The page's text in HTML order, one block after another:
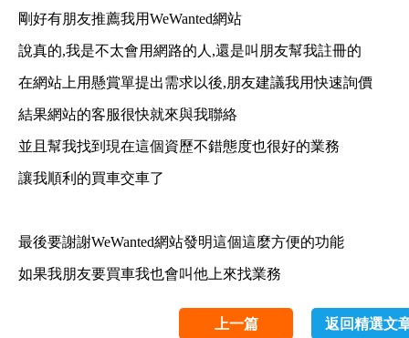
剛好有朋友推薦我用WeWanted網站
說真的,我是不太會用網路的人,還是叫朋友幫我註冊的
在網站上用懸賞單提出需求以後,朋友建議我用快速詢價
結果網站的客服很快就來與我聯絡
並且幫我找到現在這個資歷不錯態度也很好的業務
讓我順利的買車交車了
最後要謝謝WeWanted網站發明這個這麼方便的功能
如果我朋友要買車我也會叫他上來找業務
上一篇 返回精選文